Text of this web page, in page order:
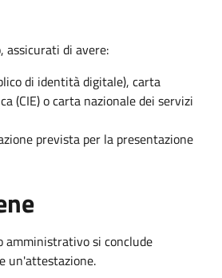
assicurati di avere:
di identità digitale), carta
(CIE) o carta nazionale dei servizi
prevista per la presentazione
amministrativo si conclude
un'attestazione.